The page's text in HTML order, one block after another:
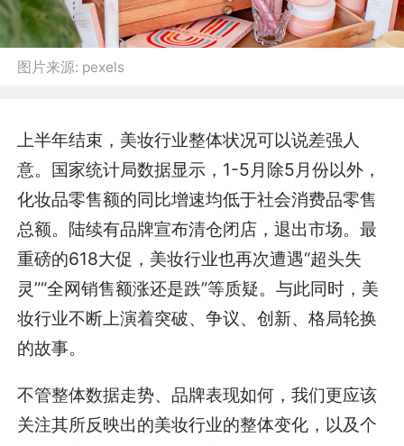
图片来源: pexels
上半年结束，美妆行业整体状况可以说差强人
意。国家统计局数据显示，1-5月除5月份以外，
化妆品零售额的同比增速均低于社会消费品零售
总额。陆续有品牌宣布清仓闭店，退出市场。最
重磅的618大促，美妆行业也再次遭遇“超头失
灵”“全网销售额涨还是跌”等质疑。与此同时，美
妆行业不断上演着突破、争议、创新、格局轮换
的故事。
不管整体数据走势、品牌表现如何，我们更应该
关注其所反映出的美妆行业的整体变化，以及个